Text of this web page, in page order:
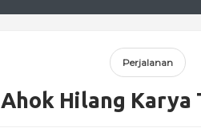
Perjalanan
Ahok Hilang Karya